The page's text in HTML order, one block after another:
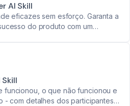
AI Skill
eficazes sem esforço. Garanta a
do produto com um
funcionou, o que não funcionou e
- com detalhes dos participantes